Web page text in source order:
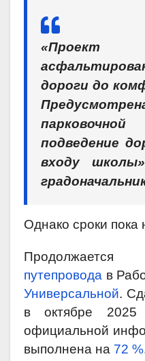
«Проект
дороги до
подведение
входу
Однако сроки пока
путепровода в
Универсальной.
в октябре
официальной
выполнена на 72 %